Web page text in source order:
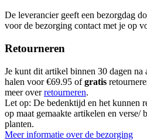
De leverancier geeft een bezorgdag
voor de bezorging contact met je op
Retourneren
Je kunt dit artikel binnen 30 dagen na
halen voor €69.95 ofgratis
meer overretourneren.
Let op: De bedenktijd en het kunnen
op maat gemaakte artikelen en verse/
planten.
Meer informatie over de bezorging